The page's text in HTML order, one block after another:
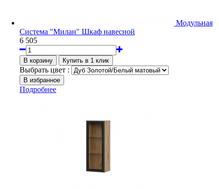
Модульная
Система "Милан" Шкаф навесной
6 505
Выбрать цвет :
Подробнее